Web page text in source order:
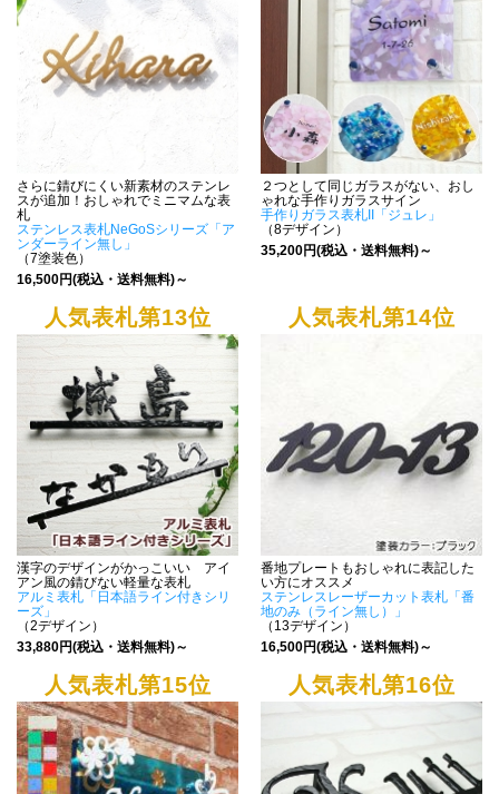
さらに錆びにくい新素材のステンレ
スが追加！おしゃれでミニマムな表
札
ステンレス表札NeGoSシリーズ「ア
ンダーライン無し」
（7塗装色）
16,500円(税込・送料無料)～
２つとして同じガラスがない、おし
ゃれな手作りガラスサイン
手作りガラス表札II「ジュレ」
（8デザイン）
35,200円(税込・送料無料)～
人気表札第13位
漢字のデザインがかっこいい アイ
アン風の錆びない軽量な表札
アルミ表札「日本語ライン付きシリ
ーズ」
（2デザイン）
33,880円(税込・送料無料)～
人気表札第14位
番地プレートもおしゃれに表記した
い方にオススメ
ステンレスレーザーカット表札「番
地のみ（ライン無し）」
（13デザイン）
16,500円(税込・送料無料)～
人気表札第15位 人気表札第16位